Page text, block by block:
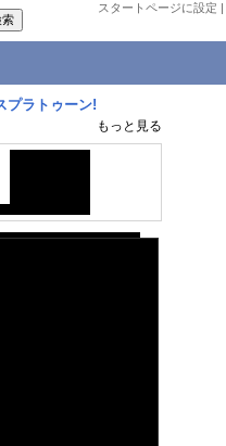
スタートページに設定 |
プラトゥーン!
もっと見る